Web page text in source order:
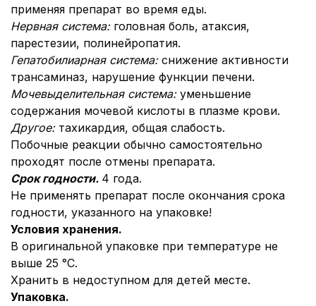
применяя препарат во время еды.
Нервная система: головная боль, атаксия,
парестезии, полинейропатия.
Гепатобилиарная система: снижение активности
трансаминаз, нарушение функции печени.
Мочевыделительная система: уменьшение
содержания мочевой кислоты в плазме крови.
Другое: тахикардия, общая слабость.
Побочные реакции обычно самостоятельно
проходят после отмены препарата.
Срок годности. 4 года.
Не применять препарат после окончания срока
годности, указанного на упаковке!
Условия хранения.
В оригинальной упаковке при температуре не
выше 25 °С.
Хранить в недоступном для детей месте.
Упаковка.